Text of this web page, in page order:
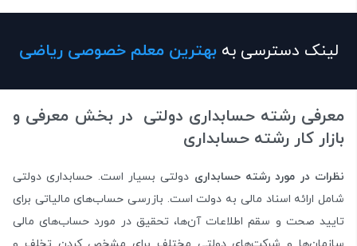
لینک دسترسی بهبهترین معلم خصوصی ریاضی
معرفی رشته حسابداری دولتی در بخش معرفی و
بازار کار رشته حسابداری
نظرات در مورد رشته حسابداری دولتی بسیار است. حسابداری دولتی
شامل ارائه اسناد مالی به دولت است. بازرسی حساب‌های مالیاتی برای
تایید صحت و سقم اطلاعات آن‌‌ها، تحقیق در مورد حساب‌های مالی